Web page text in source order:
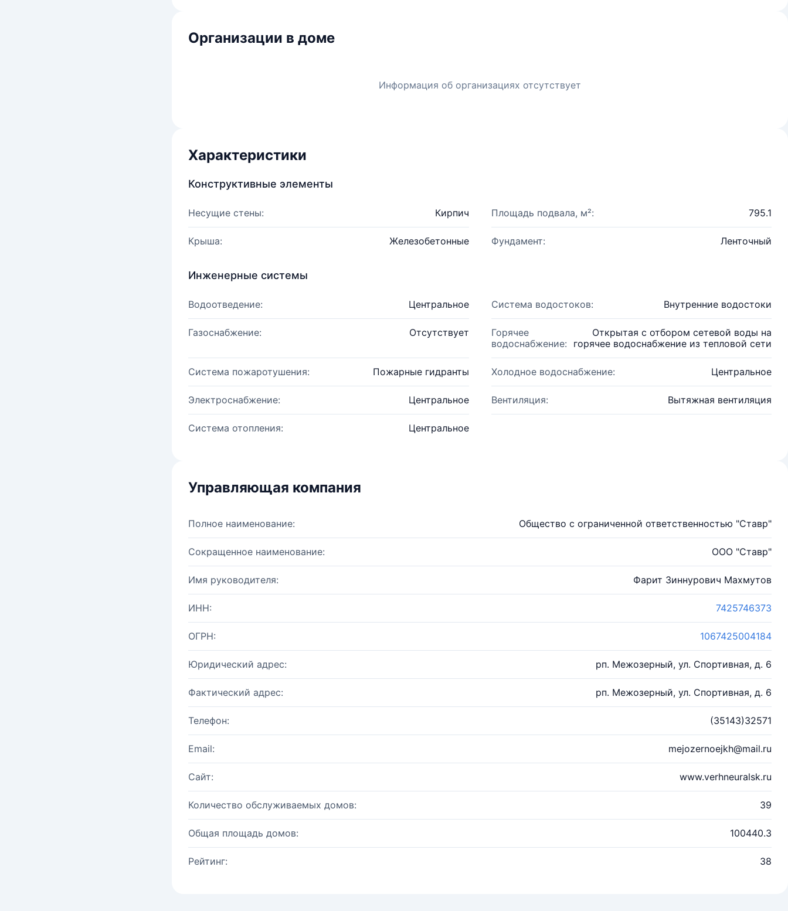
Организации в доме
Информация об организациях отсутствует
Характеристики
Конструктивные элементы
Несущие стены: Кирпич Площадь подвала, м²: 795.1
Крыша: Железобетонные Фундамент: Ленточный
Инженерные системы
Водоотведение: Центральное Система водостоков: Внутренние водостоки
Газоснабжение: Отсутствует
Горячее
водоснабжение:
Открытая с отбором сетевой воды на
горячее водоснабжение из тепловой сети
Система пожаротушения: Пожарные гидранты Холодное водоснабжение: Центральное
Электроснабжение: Центральное Вентиляция: Вытяжная вентиляция
Система отопления: Центральное
Управляющая компания
Полное наименование: Общество с ограниченной ответственностью "Ставр"
Сокращенное наименование: ООО "Ставр"
Имя руководителя: Фарит Зиннурович Махмутов
ИНН: 7425746373
ОГРН: 1067425004184
Юридический адрес: рп. Межозерный, ул. Спортивная, д. 6
Фактический адрес: рп. Межозерный, ул. Спортивная, д. 6
Телефон: (35143)32571
Email: mejozernoejkh@mail.ru
Сайт: www.verhneuralsk.ru
Количество обслуживаемых домов: 39
Общая площадь домов: 100440.3
Рейтинг: 38